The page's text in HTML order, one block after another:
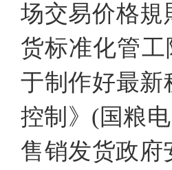
场交易价格規
货标准化管
于制作好最新
控制》(国粮
售销发货政府